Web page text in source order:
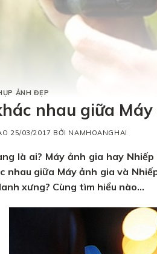
ẢNH ĐẸP
nhau giữa
25/03/2017 BỞI NAMHOANGHAI
là ai? Máy ảnh gia hay
nhau giữa Máy ảnh gia và
xưng? Cùng tìm hiểu nào…